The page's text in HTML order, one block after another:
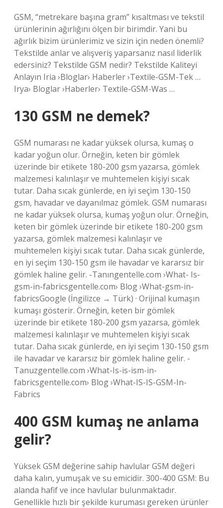
GSM, “metrekare başına gram” kısaltması ve tekstil
ürünlerinin ağırlığını ölçen bir birimdir. Yani bu
ağırlık bizim ürünlerimiz ve sizin için neden önemli?
Tekstilde anlar ve alışveriş yaparsanız nasıl liderlik
edersiniz? Tekstilde GSM nedir? Tekstilde Kaliteyi
Anlayın Iria ›Bloglar› Haberler ›Textile-GSM-Tek …
Irya› Bloglar ›Haberler› Textile-GSM-Was …
130 GSM ne demek?
GSM numarası ne kadar yüksek olursa, kumaş o
kadar yoğun olur. Örneğin, keten bir gömlek
üzerinde bir etikete 180-200 gsm yazarsa, gömlek
malzemesi kalınlaşır ve muhtemelen kişiyi sıcak
tutar. Daha sıcak günlerde, en iyi seçim 130-150
gsm, havadar ve dayanılmaz gömlek. GSM numarası
ne kadar yüksek olursa, kumaş yoğun olur. Örneğin,
keten bir gömlek üzerinde bir etikete 180-200 gsm
yazarsa, gömlek malzemesi kalınlaşır ve
muhtemelen kişiyi sıcak tutar. Daha sıcak günlerde,
en iyi seçim 130-150 gsm ile havadar ve kararsız bir
gömlek haline gelir. -Tanıngentelle.com ›What- Is-
gsm-in-fabricsgentelle.com› Blog ›What-gsm-in-
fabricsGoogle (İngilizce → Türk) · Orijinal kumaşın
kumaşı gösterir. Örneğin, keten bir gömlek
üzerinde bir etikete 180-200 gsm yazarsa, gömlek
malzemesi kalınlaşır ve muhtemelen kişiyi sıcak
tutar. Daha sıcak günlerde, en iyi seçim 130-150 gsm
ile havadar ve kararsız bir gömlek haline gelir. -
Tanuzgentelle.com ›What-Is-is-ism-in-
fabricsgentelle.com› Blog ›What-IS-IS-GSM-In-
Fabrics
400 GSM kumaş ne anlama
gelir?
Yüksek GSM değerine sahip havlular GSM değeri
daha kalın, yumuşak ve su emicidir. 300-400 GSM: Bu
alanda hafif ve ince havlular bulunmaktadır.
Genellikle hızlı bir şekilde kuruması gereken ürünler